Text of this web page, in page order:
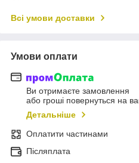
Всі умови доставки
Умови оплати
Ви отримаєте замовлення
або гроші повернуться на
Детальніше
Оплатити частинами
Післяплата